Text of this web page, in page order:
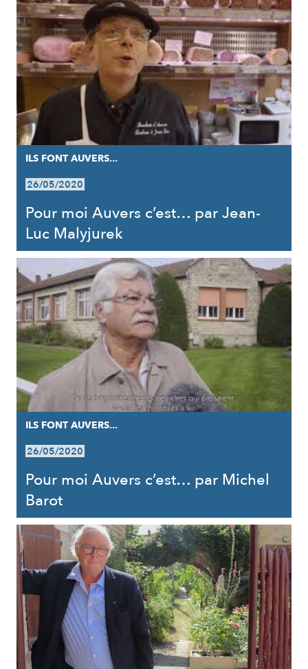
ILS FONT AUVERS...
26/05/2020
Pour moi Auvers c’est… par Jean-
Luc Malyjurek
ILS FONT AUVERS...
26/05/2020
Pour moi Auvers c’est… par Michel
Barot